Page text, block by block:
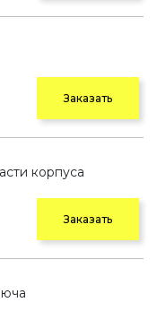
Заказать
корпуса
Заказать